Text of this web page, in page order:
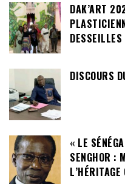
DAK’ART
DESSEILLES
DISCOURS
« LE
SENGHOR :
L’HÉRITAGE